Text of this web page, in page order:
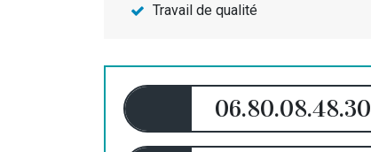
Travail de qualité
06.80.08.48.30